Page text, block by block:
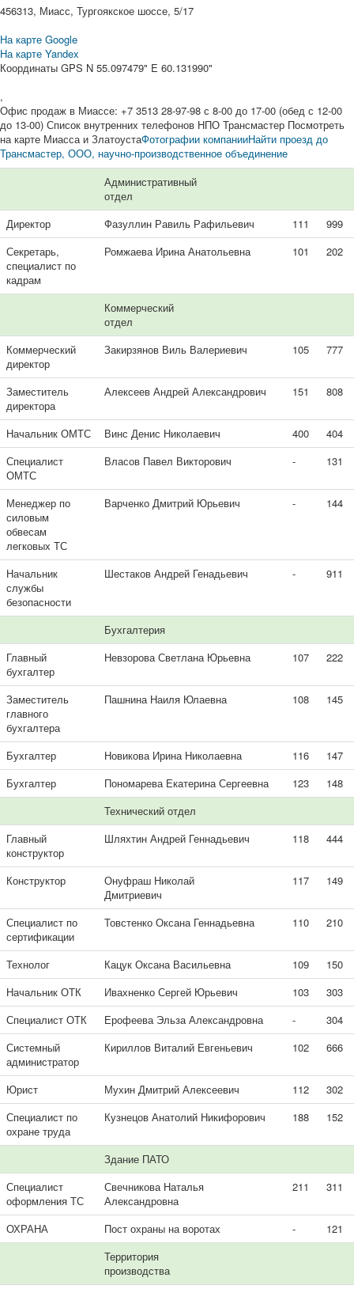
456313, Миасс, Тургоякское шоссе, 5/17
На карте Google
На карте Yandex
Координаты GPS N 55.097479" E 60.131990"
,
Офис продаж в Миассе: +7 3513 28-97-98 с 8-00 до 17-00 (обед с 12-00
до 13-00) Список внутренних телефонов НПО Трансмастер Посмотреть
на карте Миасса и ЗлатоустаФотографии компанииНайти проезд до
Трансмастер, ООО, научно-производственное объединение
Административный
отдел
Директор
Фазуллин Равиль Рафильевич 111
999
Секретарь,
специалист по
кадрам
Ромжаева Ирина Анатольевна 101 202
Коммерческий
отдел
Коммерческий
директор
Закирзянов Виль Валериевич 105 777
Заместитель
директора
Алексеев Андрей Александрович 151 808
Начальник ОМТС Винс Денис Николаевич 400
404
Специалист
ОМТС
Власов Павел Викторович - 131
Менеджер по
силовым
обвесам
легковых ТС
Варченко Дмитрий Юрьевич - 144
Начальник
службы
безопасности
Шестаков Андрей Генадьевич - 911
Бухгалтерия
Главный
бухгалтер
Невзорова Светлана Юрьевна 107 222
Заместитель
главного
бухгалтера
Пашнина Наиля Юлаевна 108 145
Бухгалтер Новикова Ирина Николаевна 116
147
Бухгалтер
Пономарева Екатерина Сергеевна 123
148
Технический отдел
Главный
конструктор
Шляхтин Андрей Геннадьевич 118 444
Конструктор
Онуфраш Николай
Дмитриевич
117 149
Специалист по
сертификации
Товстенко Оксана Геннадьевна 110 210
Технолог Кацук Оксана Васильевна 109
150
Начальник ОТК
Ивахненко Сергей Юрьевич 103
303
Специалист ОТК
Ерофеева Эльза Александровна -
304
Системный
администратор
Кириллов Виталий Евгеньевич 102 666
Юрист Мухин Дмитрий Алексеевич 112
302
Специалист по
охране труда
Кузнецов Анатолий Никифорович 188 152
Здание ПАТО
Специалист
оформления ТС
Свечникова Наталья
Александровна
211 311
ОХРАНА Пост охраны на воротах -
121
Территория
производства